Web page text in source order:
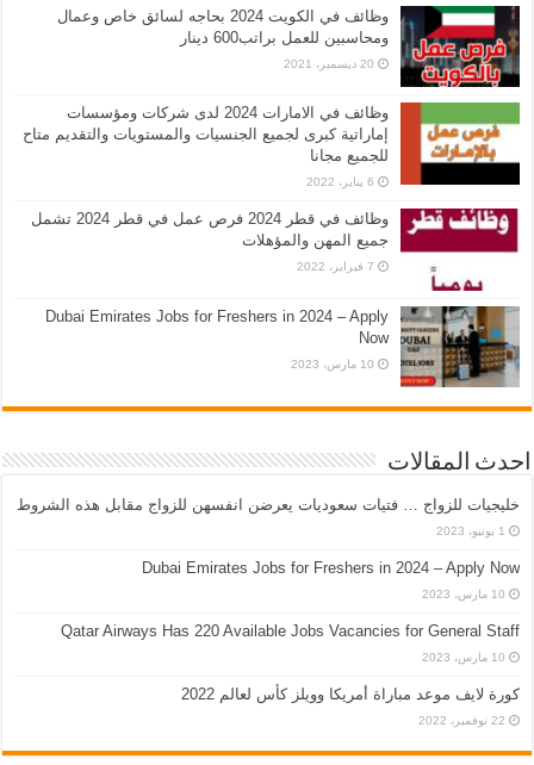
وظائف في الكويت 2024 بحاجه لسائق خاص وعمال
ومحاسبين للعمل براتب600 دينار
20 ديسمبر، 2021
وظائف في الامارات 2024 لدى شركات ومؤسسات
إماراتية كبرى لجميع الجنسيات والمستويات والتقديم متاح
للجميع مجانا
6 يناير، 2022
وظائف في قطر 2024 فرص عمل في قطر 2024 تشمل
جميع المهن والمؤهلات
7 فبراير، 2022
Dubai Emirates Jobs for Freshers in 2024 – Apply
Now
10 مارس، 2023
احدث المقالات
خليجيات للزواج … فتيات سعوديات يعرضن انفسهن للزواج مقابل هذه الشروط
1 يونيو، 2023
Dubai Emirates Jobs for Freshers in 2024 – Apply Now
10 مارس، 2023
Qatar Airways Has 220 Available Jobs Vacancies for General Staff
10 مارس، 2023
كورة لايف موعد مباراة أمريكا وويلز كأس لعالم 2022
22 نوفمبر، 2022